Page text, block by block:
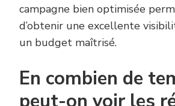
campagne bien optimisée
d’obtenir une excellente
un budget maîtrisé.
En combien de